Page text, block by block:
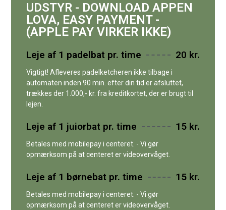
UDSTYR - DOWNLOAD APPEN
LOVA, EASY PAYMENT -
(APPLE PAY VIRKER IKKE)
Leje af 1 padelbat pr. time 20 kr.
Vigtigt! Afleveres padelketcheren ikke tilbage i
automaten inden 90 min. efter din tid er afsluttet,
trækkes der 1.000,- kr. fra kreditkortet, der er brugt til
lejen.
Leje af 1 juiorbat pr. time 15 kr.
Betales med mobilepay i centeret. - Vi gør
opmærksom på at centeret er videovervåget.
Leje af 1 børnebat pr. time 15 kr.
Betales med mobilepay i centeret. - Vi gør
opmærksom på at centeret er videovervåget.